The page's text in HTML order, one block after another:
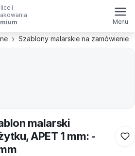
i
Menu
Szablony malarskie na zamówienie
malarski
APET 1 mm: -